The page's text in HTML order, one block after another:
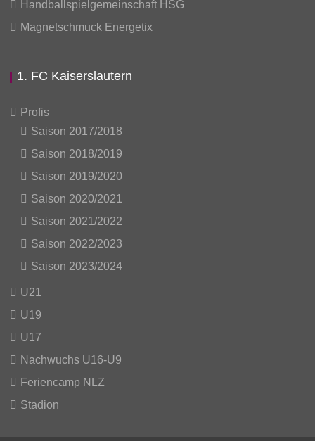
Handballspielgemeinschaft HSG
Magnetschmuck Energetix
1. FC Kaiserslautern
Profis
Saison 2017/2018
Saison 2018/2019
Saison 2019/2020
Saison 2020/2021
Saison 2021/2022
Saison 2022/2023
Saison 2023/2024
U21
U19
U17
Nachwuchs U16-U9
Feriencamp NLZ
Stadion